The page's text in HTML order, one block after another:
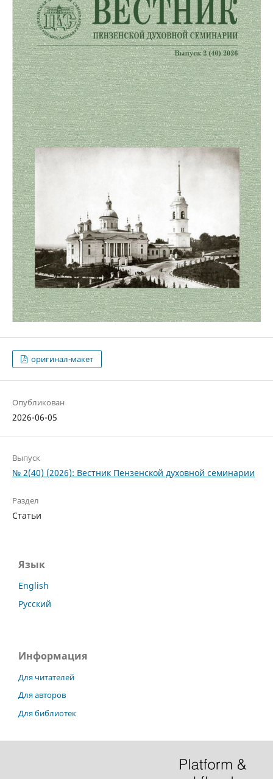
оригинал-макет
Опубликован
2026-06-05
Выпуск
№ 2(40) (2026): Вестник Пензенской духовной семинарии
Раздел
Статьи
Язык
English
Русский
Информация
Для читателей
Для авторов
Для библиотек